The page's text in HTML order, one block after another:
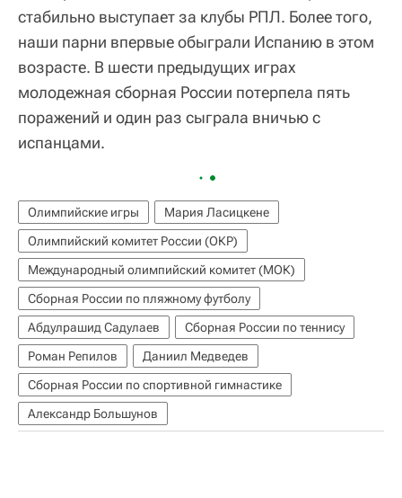
стабильно выступает за клубы РПЛ. Более того,
наши парни впервые обыграли Испанию в этом
возрасте. В шести предыдущих играх
молодежная сборная России потерпела пять
поражений и один раз сыграла вничью с
испанцами.
Олимпийские игры
Мария Ласицкене
Олимпийский комитет России (ОКР)
Международный олимпийский комитет (МОК)
Сборная России по пляжному футболу
Абдулрашид Садулаев
Сборная России по теннису
Роман Репилов
Даниил Медведев
Сборная России по спортивной гимнастике
Александр Большунов